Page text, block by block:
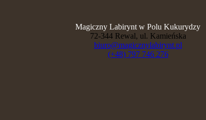
Magiczny Labirynt w Polu Kukurydzy
72-344 Rewal, ul. Kamieńska
biuro@magicznylabirynt.pl
(+48) 797 746 276